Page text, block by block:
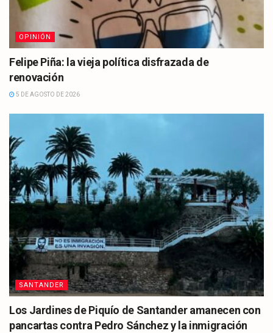
OPINIÓN
Felipe Piña: la vieja política disfrazada de
renovación
5 DE AGOSTO DE 2026
SANTANDER
Los Jardines de Piquío de Santander amanecen con
pancartas contra Pedro Sánchez y la inmigración